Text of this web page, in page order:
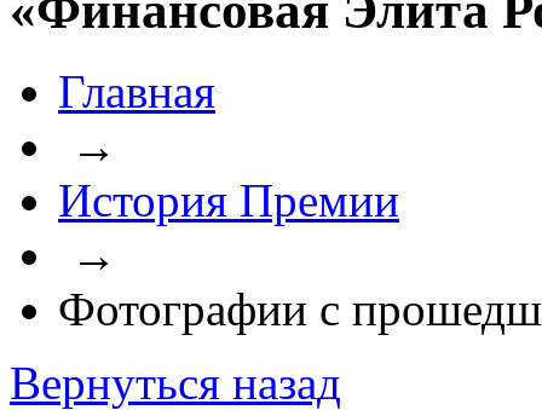
Главная
→
История Премии
→
Фотографии с
Вернуться назад